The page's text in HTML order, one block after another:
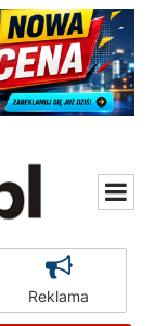
Reklama